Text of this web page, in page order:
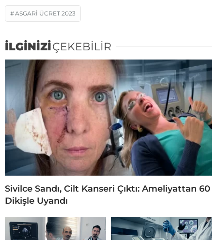
ASGARI ÜCRET 2023
İLGİNİZİÇEKEBİLİR
Sivilce Sandı, Cilt Kanseri Çıktı: Ameliyattan 60
Dikişle Uyandı